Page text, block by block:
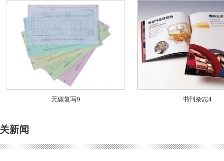
无碳复写9 书刊杂志4
新闻